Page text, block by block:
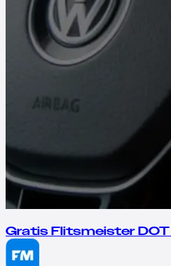
Gratis Flitsmeister DOT